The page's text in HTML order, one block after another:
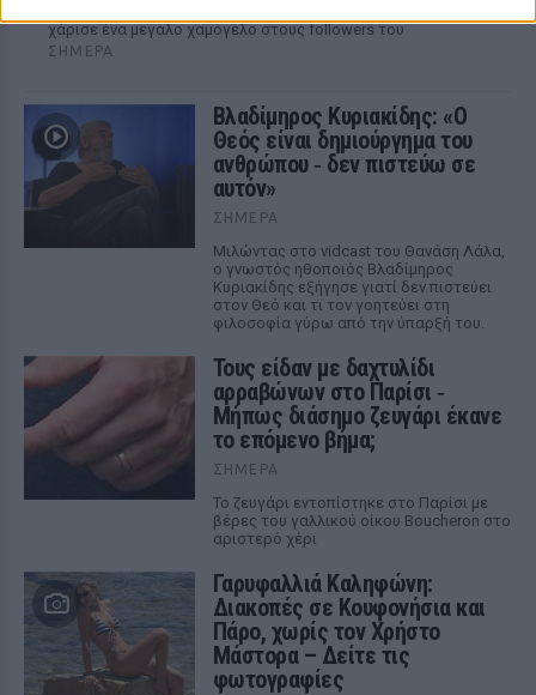
χάρισε ένα μεγάλο χαμόγελο στους followers του
ΣΉΜΕΡΑ
Βλαδίμηρος Κυριακίδης: «Ο
Θεός είναι δημιούργημα του
ανθρώπου ‑ δεν πιστεύω σε
αυτόν»
ΣΉΜΕΡΑ
Μιλώντας στο vidcast του Θανάση Λάλα,
ο γνωστός ηθοποιός Βλαδίμηρος
Κυριακίδης εξήγησε γιατί δεν πιστεύει
στον Θεό και τι τον γοητεύει στη
φιλοσοφία γύρω από την ύπαρξή του.
Τους είδαν με δαχτυλίδι
αρραβώνων στο Παρίσι ‑
Μήπως διάσημο ζευγάρι έκανε
το επόμενο βήμα;
ΣΉΜΕΡΑ
Το ζευγάρι εντοπίστηκε στο Παρίσι με
βέρες του γαλλικού οίκου Boucheron στο
αριστερό χέρι
Γαρυφαλλιά Καληφώνη:
Διακοπές σε Κουφονήσια και
Πάρο, χωρίς τον Χρήστο
Μάστορα – Δείτε τις
φωτογραφίες